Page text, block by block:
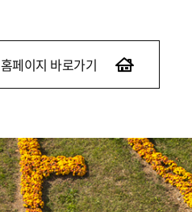
홈페이지 바로가기